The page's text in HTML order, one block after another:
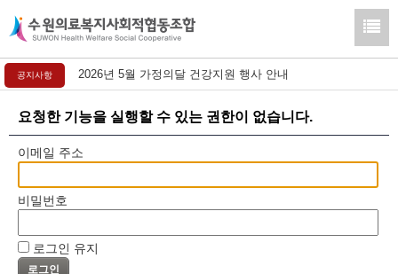
공지사항 2026년 5월 가정의달 건강지원 행사 안내
요청한 기능을 실행할 수 있는 권한이 없습니다.
이메일 주소
비밀번호
로그인 유지